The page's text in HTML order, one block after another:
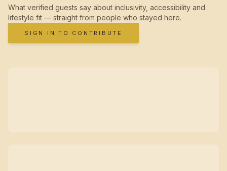
What verified guests say about inclusivity, accessibility and
lifestyle fit — straight from people who stayed here.
SIGN IN TO CONTRIBUTE